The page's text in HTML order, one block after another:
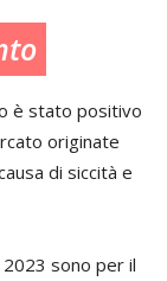
è stato positivo
originate
di siccità e
sono per il